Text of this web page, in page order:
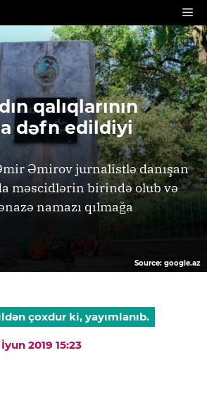
qalıqlarının
dəfn edildiyi
Əmirov jurnalistlə danışan
məscidlərin birində olub və
namazı qılmağa
Source: google.az
çoxdur ki, yayımlanıb.
2019 15:23